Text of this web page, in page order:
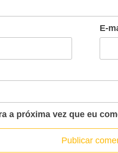
E-
a próxima vez que eu